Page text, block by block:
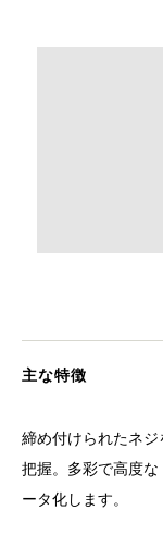
主な特徴
締め付けられたネ
把握。多彩で高度
ータ化します。